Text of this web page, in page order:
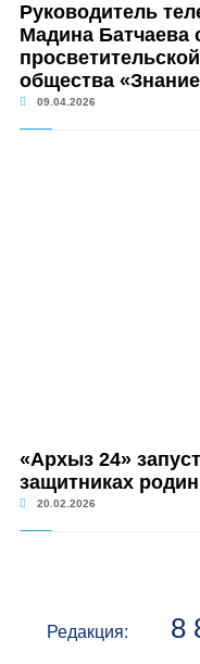
Руководитель
Мадина Батчаева
общества
09.04.2026
«Архыз 24»
защитниках
20.02.2026
Редакция: 8